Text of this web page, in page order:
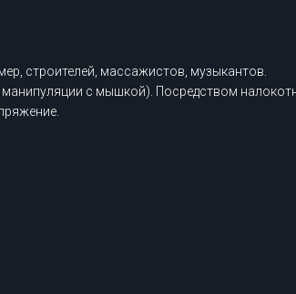
строителей, массажистов, музыкантов.
манипуляции с мышкой). Посредством